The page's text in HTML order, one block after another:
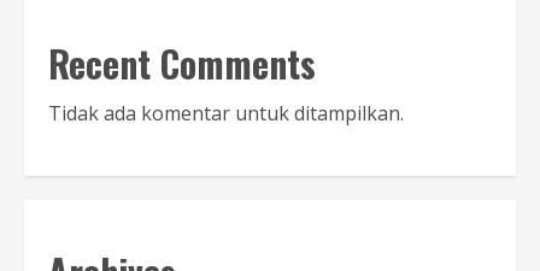
Recent Comments
Tidak ada komentar untuk ditampilkan.